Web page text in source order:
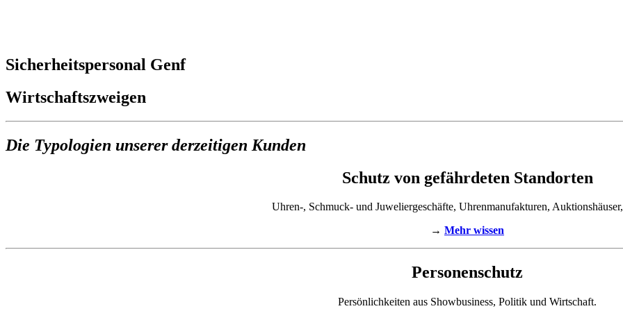
Sicherheitspersonal Genf
Wirtschaftszweigen
Die Typologien unserer derzeitigen Kunden
Schutz von gefährdeten Standorten
Uhren-, Schmuck- und Juweliergeschäfte, Uhrenmanufakturen,
→ Mehr wissen
Personenschutz
Persönlichkeiten aus Showbusiness, Politik und Wirtschaft.